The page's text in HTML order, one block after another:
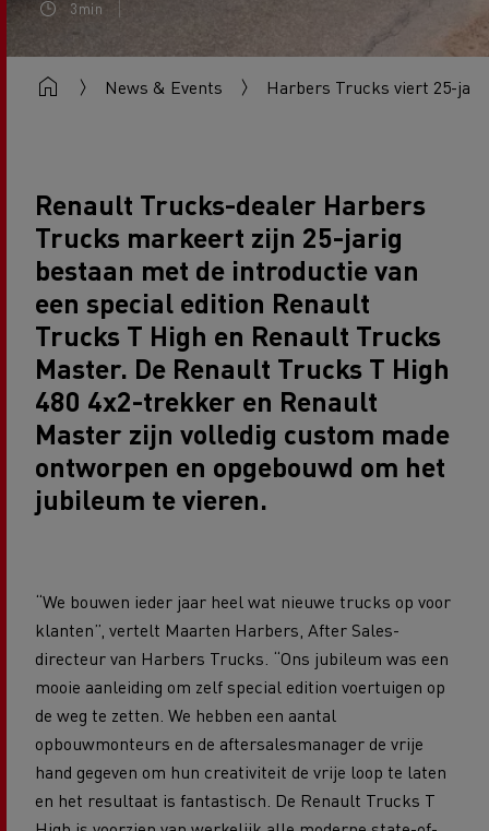
3min
News & Events Harbers Trucks viert 25-
Renault Trucks-dealer Harbers
Trucks markeert zijn 25-jarig
bestaan met de introductie van
een special edition Renault
Trucks T High en Renault Trucks
Master. De Renault Trucks T High
480 4x2-trekker en Renault
Master zijn volledig custom made
ontworpen en opgebouwd om het
jubileum te vieren.
“We bouwen ieder jaar heel wat nieuwe trucks op voor
klanten”, vertelt Maarten Harbers, After Sales-
directeur van Harbers Trucks. “Ons jubileum was een
mooie aanleiding om zelf special edition voertuigen op
de weg te zetten. We hebben een aantal
opbouwmonteurs en de aftersalesmanager de vrije
hand gegeven om hun creativiteit de vrije loop te laten
en het resultaat is fantastisch. De Renault Trucks T